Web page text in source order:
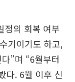
정의 회복 여부
기이기도 하고,
”며 “6월부터
다. 6월 이후 신